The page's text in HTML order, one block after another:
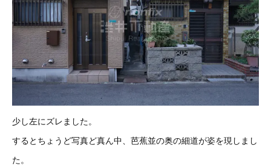
少し左にズレました。
するとちょうど写真ど真ん中、芭蕉並の奥の細道が姿を現しまし
た。